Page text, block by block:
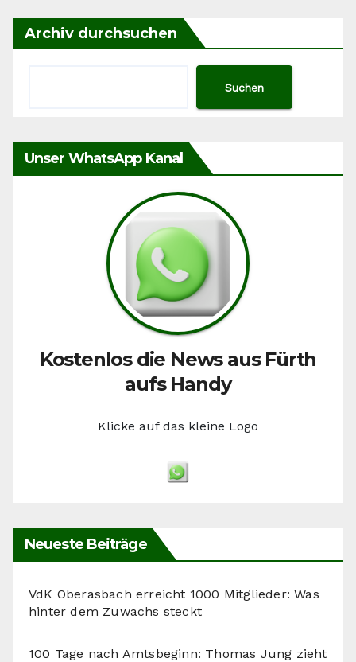
Archiv durchsuchen
Suchen
Unser WhatsApp Kanal
Kostenlos die News aus Fürth
aufs Handy
Klicke auf das kleine Logo
Neueste Beiträge
VdK Oberasbach erreicht 1000 Mitglieder: Was
hinter dem Zuwachs steckt
100 Tage nach Amtsbeginn: Thomas Jung zieht